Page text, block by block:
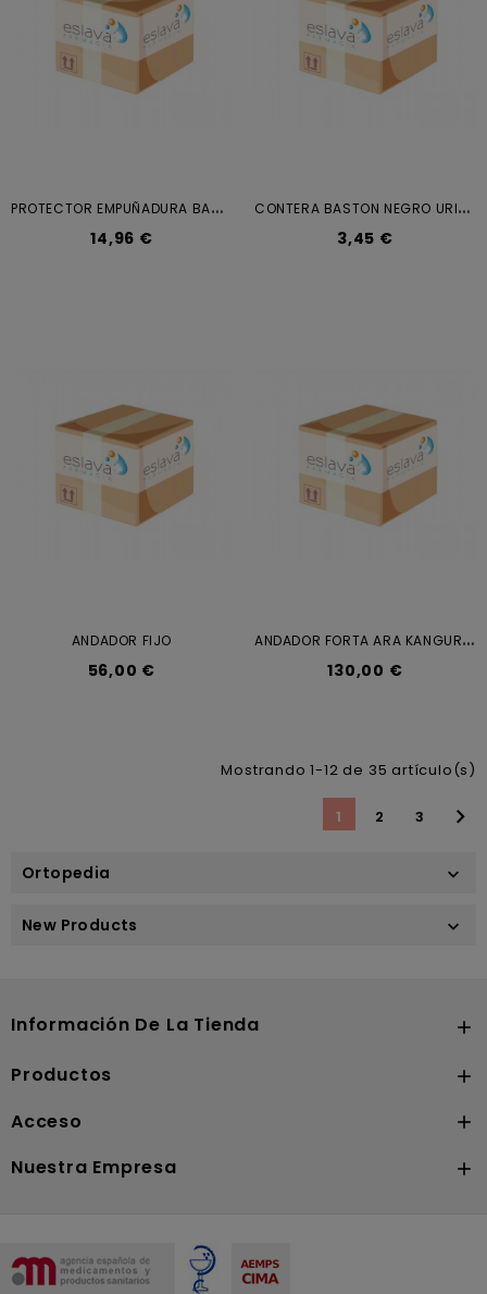
P
ROTECTOR EMPUÑADURA BASTON HEFAME
14,96 €
C
ONTERA BASTON NEGRO URIBARRI
3,45 €
ANDADOR FIJO
56,00 €
A
NDADOR FORTA ARA KANGURO AZUL
130,00 €
Mostrando 1-12 de 35 artículo(s)
1 2 3 
Ortopedia 
New Products 
Información De La Tienda 
Productos 
Acceso 
Nuestra Empresa 